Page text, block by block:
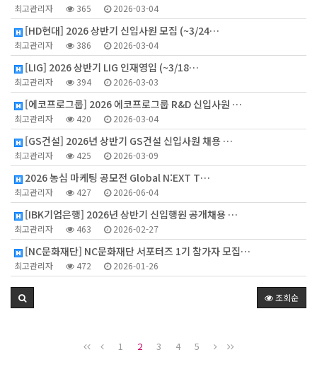
최고관리자 365 2026-03-04
[HD현대] 2026 상반기 신입사원 모집 (~3/24…
최고관리자 386 2026-03-04
[LIG] 2026 상반기 LIG 인재영입 (~3/18…
최고관리자 394 2026-03-03
[에코프로그룹] 2026 에코프로그룹 R&D 신입사원 …
최고관리자 420 2026-03-04
[GS건설] 2026년 상반기 GS건설 신입사원 채용 …
최고관리자 425 2026-03-09
2026 농심 마케팅 공모전 Global N:EXT T…
최고관리자 427 2026-06-04
[IBK기업은행] 2026년 상반기 신입행원 공개채용 …
최고관리자 463 2026-02-27
[NC문화재단] NC문화재단 서포터즈 1기 참가자 모집…
최고관리자 472 2026-01-26
조회순
1 2 3 4 5